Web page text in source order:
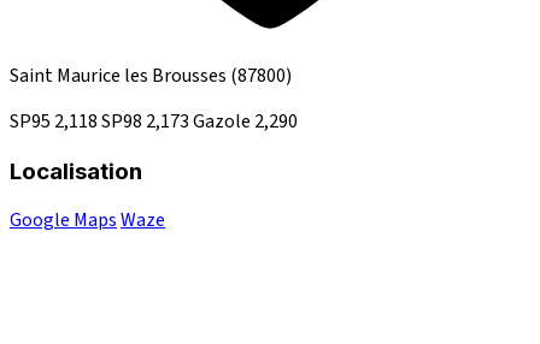
Saint Maurice les Brousses (87800)
SP95 2,118SP98 2,173Gazole 2,290
Localisation
Google MapsWaze